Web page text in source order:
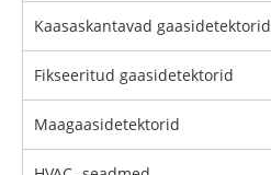
Kaasaskantavad gaasidetektorid
Fikseeritud gaasidetektorid
Maagaasidetektorid